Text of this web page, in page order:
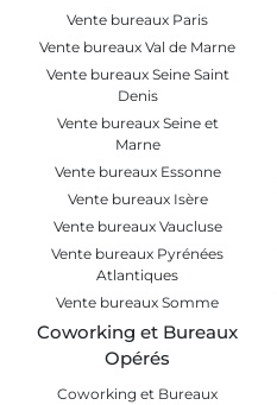
Vente bureaux Paris
Vente bureaux Val de Marne
Vente bureaux Seine Saint
Denis
Vente bureaux Seine et
Marne
Vente bureaux Essonne
Vente bureaux Isère
Vente bureaux Vaucluse
Vente bureaux Pyrénées
Atlantiques
Vente bureaux Somme
Coworking et Bureaux
Opérés
Coworking et Bureaux